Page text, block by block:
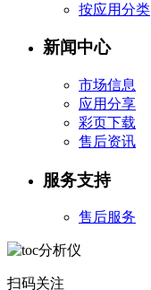
按应用分类
新闻中心
市场信息
应用分享
彩页下载
售后资讯
服务支持
售后服务
扫码关注